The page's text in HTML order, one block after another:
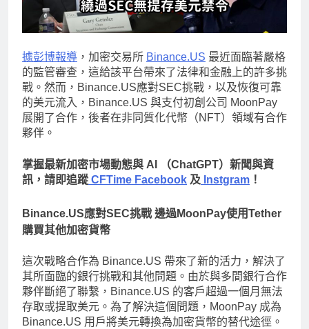
據彭博報導 ，加密交易所 Binance.US 最近面臨著嚴格
的監管審查，這給該平台帶來了法律和金融上的許多挑
戰。然而，Binance.US應對SEC挑戰，以及恢復可靠
的美元流入，Binance.US 與支付初創公司 MoonPay
展開了合作，後者在非同質化代幣（NFT）領域有合作
夥伴。
掌握最新加密市場動態與 AI （ChatGPT）新聞與資
訊，請即追蹤 CFTime Facebook 及 Instgram ！
Binance.US應對SEC挑戰 邊過MoonPay使用Tether
購買其他加密貨幣
這次戰略合作為 Binance.US 帶來了新的活力，解決了
其所面臨的銀行挑戰和其他問題。由於與多間銀行合作
夥伴斷絕了聯繫，Binance.US 的客戶超過一個月無法
存取或提取美元。為了解決這個問題，MoonPay 成為
Binance.US 用戶將美元轉換為加密貨幣的替代途徑。